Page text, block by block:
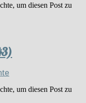
um diesen Post zu
um diesen Post zu